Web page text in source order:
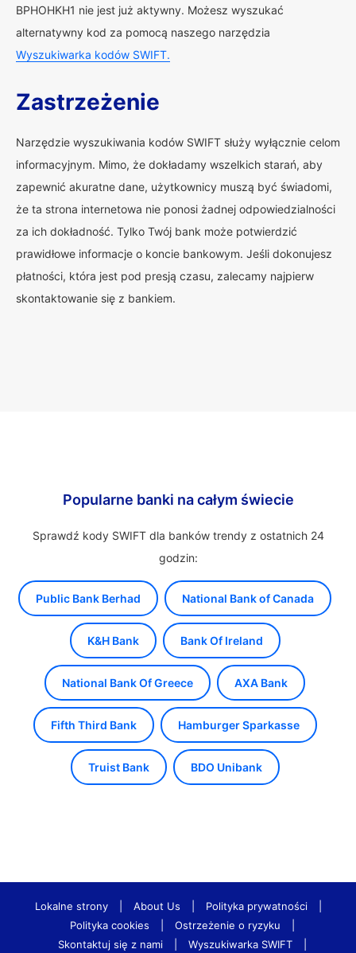
BPHOHKH1 nie jest już aktywny. Możesz wyszukać
alternatywny kod za pomocą naszego narzędzia
Wyszukiwarka kodów SWIFT.
Zastrzeżenie
Narzędzie wyszukiwania kodów SWIFT służy wyłącznie celom
informacyjnym. Mimo, że dokładamy wszelkich starań, aby
zapewnić akuratne dane, użytkownicy muszą być świadomi,
że ta strona internetowa nie ponosi żadnej odpowiedzialności
za ich dokładność. Tylko Twój bank może potwierdzić
prawidłowe informacje o koncie bankowym. Jeśli dokonujesz
płatności, która jest pod presją czasu, zalecamy najpierw
skontaktowanie się z bankiem.
Popularne banki na całym świecie
Sprawdź kody SWIFT dla banków trendy z ostatnich 24
godzin:
Public Bank Berhad National Bank of Canada
K&H Bank Bank Of Ireland
National Bank Of Greece AXA Bank
Fifth Third Bank Hamburger Sparkasse
Truist Bank BDO Unibank
Lokalne strony About Us Polityka prywatności
Polityka cookies
Ostrzeżenie o ryzyku
Skontaktuj się z nami
Wyszukiwarka SWIFT